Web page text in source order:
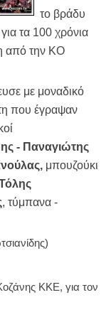
το βράδυ
τα 100 χρόνια
από την ΚΟ
με μοναδικό
που έγραψαν
- Παναγιώτης
μπουζούκι
, τύμπανα -
ΚΚΕ, για τον